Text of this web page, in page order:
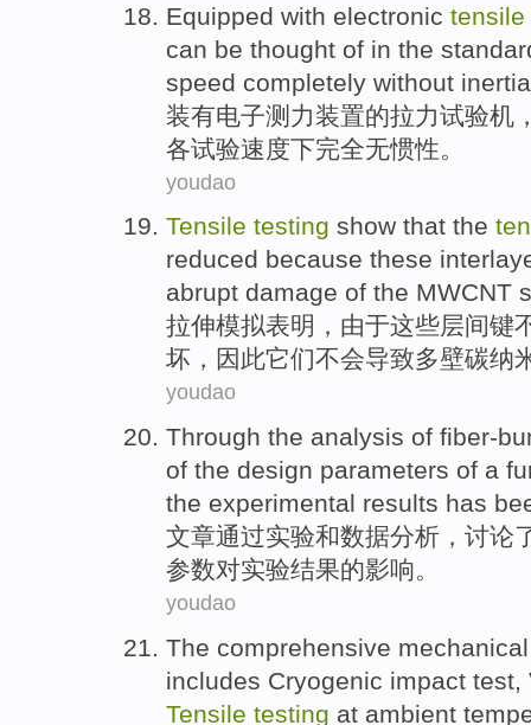
Equipped with electronic tensile
can be thought of in the
speed completely without inertia
装有电子测 力装置的拉力试验机
各试验速度下完全无惯性。
youdao
Tensile testing show that the
reduced because these
abrupt damage of the MWCNT
拉伸模拟表明 ， 由于这些层间键
坏 ，因此它们不会导致多壁碳纳
youdao
Through the analysis of fiber-
of the design parameters of a
the experimental results has
文章通过实验和数据分析 ， 讨论
参数对实验结果的影响。
youdao
The comprehensive mechanical
includes Cryogenic impact test,
Tensile testing at ambient